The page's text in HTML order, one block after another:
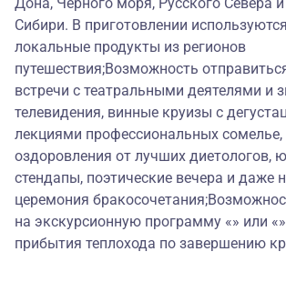
Дона, Чёрного моря, Русского Севера
Сибири. В приготовлении
локальные продукты из регионов
путешествия;Возможность
встречи с театральными деятелями и
телевидения, винные круизы с
лекциями профессиональных
оздоровления от лучших диетологов,
стендапы, поэтические вечера и даже
церемония
на экскурсионную программу «» или
прибытия теплохода по завершению